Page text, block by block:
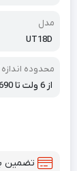
مدل
UT18D
محدوده اندازه
از 6 ولت تا 690 ولت
تضمین